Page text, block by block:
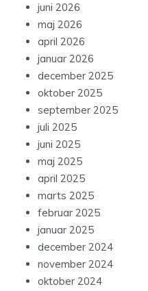
juni 2026
maj 2026
april 2026
januar 2026
december 2025
oktober 2025
september 2025
juli 2025
juni 2025
maj 2025
april 2025
marts 2025
februar 2025
januar 2025
december 2024
november 2024
oktober 2024